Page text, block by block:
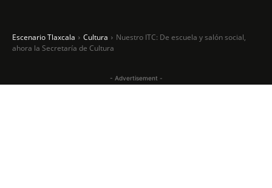
Escenario Tlaxcala Cultura
Nuestro ITC: De escuela y salón social,
ahora la Secretaría de Cultura
- Advertisement -